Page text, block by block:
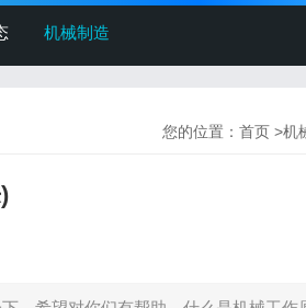
机械制造
您的位置： 首页 >机